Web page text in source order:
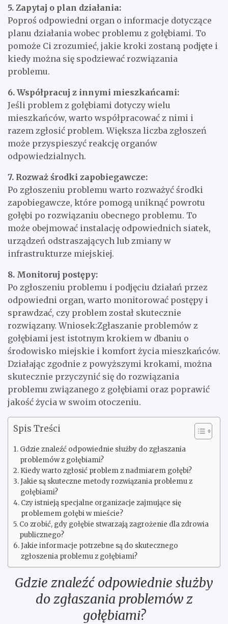
5. Zapytaj o plan działania:
Poproś odpowiedni organ o informacje dotyczące
planu działania wobec problemu z gołębiami. To
pomoże Ci zrozumieć, jakie kroki zostaną podjęte i
kiedy można się spodziewać rozwiązania
problemu.
6. Współpracuj z innymi mieszkańcami:
Jeśli problem z gołębiami dotyczy wielu
mieszkańców, warto współpracować z nimi i
razem zgłosić problem. Większa liczba zgłoszeń
może przyspieszyć reakcję organów
odpowiedzialnych.
7. Rozważ środki zapobiegawcze:
Po zgłoszeniu problemu warto rozważyć środki
zapobiegawcze, które pomogą uniknąć powrotu
gołębi po rozwiązaniu obecnego problemu. To
może obejmować instalację odpowiednich siatek,
urządzeń odstraszających lub zmiany w
infrastrukturze miejskiej.
8. Monitoruj postępy:
Po zgłoszeniu problemu i podjęciu działań przez
odpowiedni organ, warto monitorować postępy i
sprawdzać, czy problem został skutecznie
rozwiązany. Wniosek:Zgłaszanie problemów z
gołębiami jest istotnym krokiem w dbaniu o
środowisko miejskie i komfort życia mieszkańców.
Działając zgodnie z powyższymi krokami, można
skutecznie przyczynić się do rozwiązania
problemu związanego z gołębiami oraz poprawić
jakość życia w swoim otoczeniu.
Spis Treści
Gdzie znaleźć odpowiednie służby do zgłaszania
problemów z gołębiami?
Kiedy warto zgłosić problem z nadmiarem gołębi?
Jakie są skuteczne metody rozwiązania problemu z
gołębiami?
Czy istnieją specjalne organizacje zajmujące się
problemem gołębi w mieście?
Co zrobić, gdy gołębie stwarzają zagrożenie dla zdrowia
publicznego?
Jakie informacje potrzebne są do skutecznego
zgłoszenia problemu z gołębiami?
Gdzie znaleźć odpowiednie służby
do zgłaszania problemów z
gołębiami?